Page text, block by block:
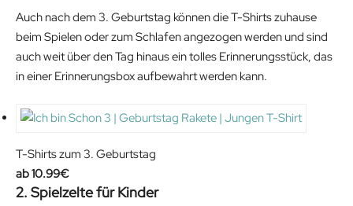
Auch nach dem 3. Geburtstag können die T-Shirts zuhause
beim Spielen oder zum Schlafen angezogen werden und sind
auch weit über den Tag hinaus ein tolles Erinnerungsstück, das
in einer Erinnerungsbox aufbewahrt werden kann.
T-Shirts zum 3. Geburtstag
10.99€
2. Spielzelte für Kinder